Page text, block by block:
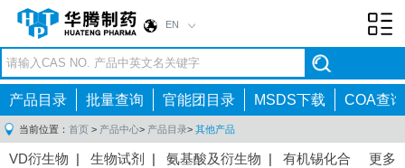
EN
产品目录 批量查询 官能团目录 MSDS下载 COA查询
当前位置： 首页 > 产品中心> 产品目录> 其他产品
更多
VD衍生物 | 生物试剂 | 氨基酸及衍生物 | 有机锡化合